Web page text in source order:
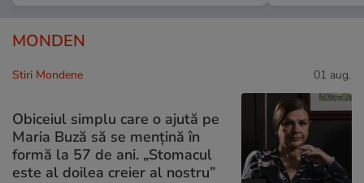
MONDEN
Stiri Mondene 01 aug.
Obiceiul simplu care o ajută pe
Maria Buză să se mențină în
formă la 57 de ani. „Stomacul
este al doilea creier al nostru”